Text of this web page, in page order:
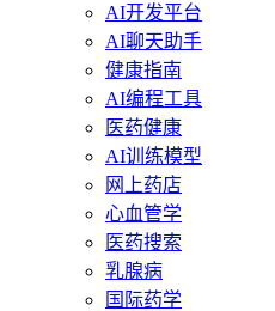
AI开发平台
AI聊天助手
健康指南
AI编程工具
医药健康
AI训练模型
网上药店
心血管学
医药搜索
乳腺病
国际药学